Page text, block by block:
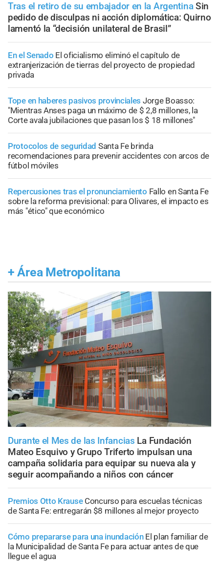
Tras el retiro de su embajador en la Argentina Sin
pedido de disculpas ni acción diplomática: Quirno
lamentó la “decisión unilateral de Brasil”
En el Senado El oficialismo eliminó el capítulo de
extranjerización de tierras del proyecto de propiedad
privada
Tope en haberes pasivos provinciales Jorge Boasso:
"Mientras Anses paga un máximo de $ 2,8 millones, la
Corte avala jubilaciones que pasan los $ 18 millones"
Protocolos de seguridad Santa Fe brinda
recomendaciones para prevenir accidentes con arcos de
fútbol móviles
Repercusiones tras el pronunciamiento Fallo en Santa Fe
sobre la reforma previsional: para Olivares, el impacto es
más "ético" que económico
+ Área Metropolitana
Durante el Mes de las Infancias La Fundación
Mateo Esquivo y Grupo Triferto impulsan una
campaña solidaria para equipar su nueva ala y
seguir acompañando a niños con cáncer
Premios Otto Krause Concurso para escuelas técnicas
de Santa Fe: entregarán $8 millones al mejor proyecto
Cómo prepararse para una inundación El plan familiar de
la Municipalidad de Santa Fe para actuar antes de que
llegue el agua